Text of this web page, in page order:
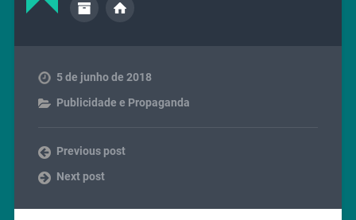
5 de junho de 2018
Publicidade e Propaganda
Previous post
Next post